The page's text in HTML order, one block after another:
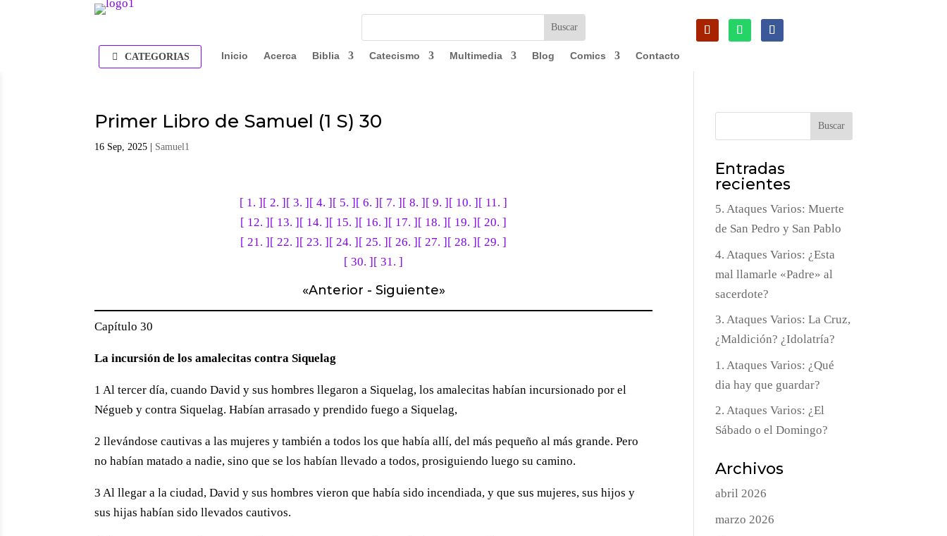
CATEGORIAS Inicio Acerca Biblia Catecismo Multimedia Blog Comics Contacto
Primer Libro de Samuel (1 S) 30
16 Sep, 2025 Samuel1
[ 1. ] [ 2. ] [ 3. ] [ 4. ] [ 5. ] [ 6. ] [ 7. ] [ 8. ] [ 9. ] [ 10. ] [ 11. ]
[ 12. ] [ 13. ] [ 14. ] [ 15. ] [ 16. ] [ 17. ] [ 18. ] [ 19. ] [ 20. ]
[ 21. ] [ 22. ] [ 23. ] [ 24. ] [ 25. ] [ 26. ] [ 27. ] [ 28. ] [ 29. ]
[ 30. ] [ 31. ]
«Anterior - Siguiente»
Capítulo 30
La incursión de los amalecitas contra Siquelag
1 Al tercer día, cuando David y sus hombres llegaron a Siquelag, los amalecitas habían incursionado por el
Négueb y contra Siquelag. Habían arrasado y prendido fuego a Siquelag,
2 llevándose cautivas a las mujeres y también a todos los que había allí, del más pequeño al más grande. Pero
no habían matado a nadie, sino que se los habían llevado a todos, prosiguiendo luego su camino.
3 Al llegar a la ciudad, David y sus hombres vieron que había sido incendiada, y que sus mujeres, sus hijos y
sus hijas habían sido llevados cautivos.
Buscar
Entradas
recientes
5. Ataques Varios: Muerte
de San Pedro y San Pablo
4. Ataques Varios: ¿Esta
mal llamarle «Padre» al
sacerdote?
3. Ataques Varios: La Cruz,
¿Maldición? ¿Idolatría?
1. Ataques Varios: ¿Qué
dia hay que guardar?
2. Ataques Varios: ¿El
Sábado o el Domingo?
Archivos
abril 2026
marzo 2026